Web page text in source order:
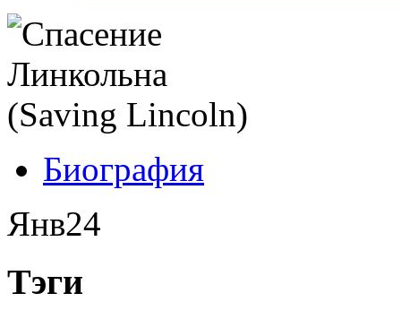
Биография
Янв24
Тэги